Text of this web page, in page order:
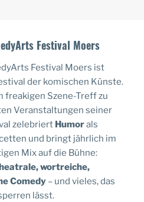
Festival Moers
Festival Moers ist
der komischen Künste.
freakigen Szene-Treff zu
Veranstaltungen seiner
zelebriert Humorals
und bringt jährlich im
Mix auf die Bühne:
wortreiche,
Comedy – und vieles, das
lässt.